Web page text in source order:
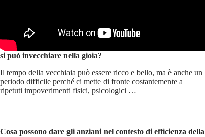
si può invecchiare nella gioia?
Il tempo della vecchiaia può essere ricco e bello, ma è anche un
periodo difficile perché ci mette di fronte costantemente a
ripetuti impoverimenti fisici, psicologici …
Cosa possono dare gli anziani nel contesto di efficienza della